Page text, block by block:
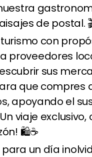
de postal.
con
proveedores
sus
que compres
apoyando el
viaje
🛍️☕
un día